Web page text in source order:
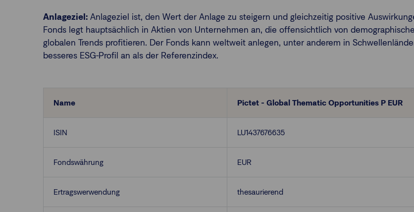
Anlageziel: Anlageziel ist, den Wert der Anlage zu steigern und gleichzeitig positive
Fonds legt hauptsächlich in Aktien von Unternehmen an, die offensichtlich von
globalen Trends profitieren. Der Fonds kann weltweit anlegen, unter anderem in
besseres ESG-Profil an als der Referenzindex.
Name Pictet - Global Thematic Opportunities P EUR
ISIN LU1437676635
Fondswährung EUR
Ertragswerwendung thesaurierend